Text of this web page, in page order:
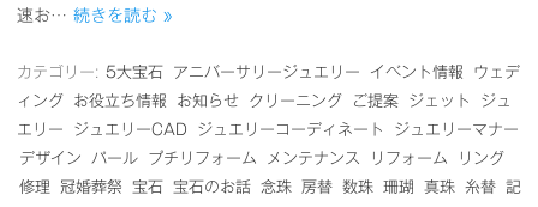
速お… 続きを読む »
カテゴリー: 5大宝石 アニバーサリージュエリー イベント情報
ウェデ
ィング
お役立ち情報 お知らせ クリーニング ご提案 ジェット
ジュ
エリー
ジュエリーCAD ジュエリーコーディネート
ジュエリーマナー
デザイン
パール プチリフォーム メンテナンス リフォーム
リング
修理
冠婚葬祭 宝石 宝石のお話 念珠 房替 数珠 珊瑚 真珠 糸替
記